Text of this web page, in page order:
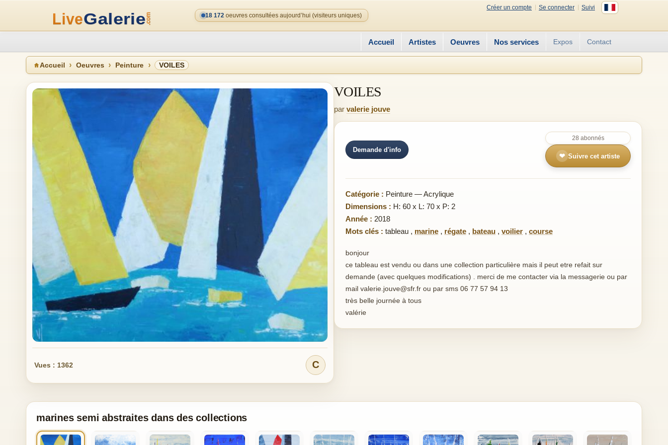
Créer un compte Se connecter
Suivi
18 172 oeuvres consultées aujourd’hui (visiteurs uniques)
Accueil Artistes Oeuvres Nos services Expos Contact
Accueil Oeuvres Peinture VOILES
Vues : 1362 C
VOILES
par valerie jouve
Demande d'info
28 abonnés
❤ Suivre cet artiste
Catégorie : Peinture — Acrylique
Dimensions : H: 60 x L: 70 x P: 2
Année : 2018
Mots clés : tableau , marine , régate , bateau , voilier , course
bonjour
ce tableau est vendu ou dans une collection particulière mais il peut etre refait sur
demande (avec quelques modifications) . merci de me contacter via la messagerie ou par
mail valerie.jouve@sfr.fr ou par sms 06 77 57 94 13
très belle journée à tous
valérie
marines semi abstraites dans des collections